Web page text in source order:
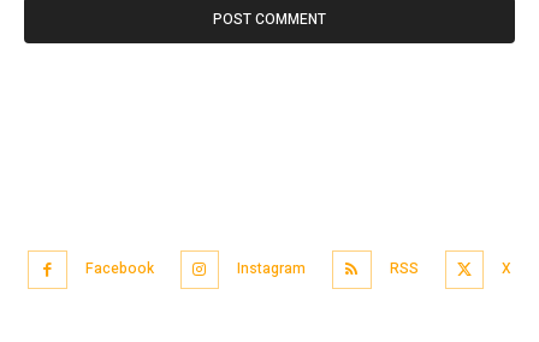
Facebook Instagram RSS X